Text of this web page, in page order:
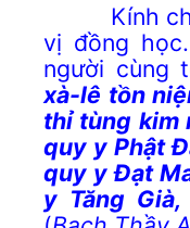
Kính
vị đồng học.
người cùng
xà-lê tồn
thỉ tùng kim
quy y Phật
quy y Đạt
y Tăng